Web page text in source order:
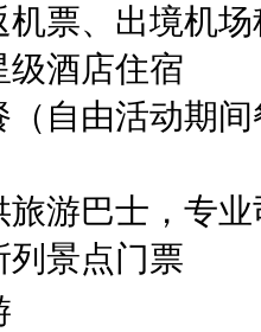
机票、出境机
级酒店住宿
（自由活动期
旅游巴士，专业
列景点门票